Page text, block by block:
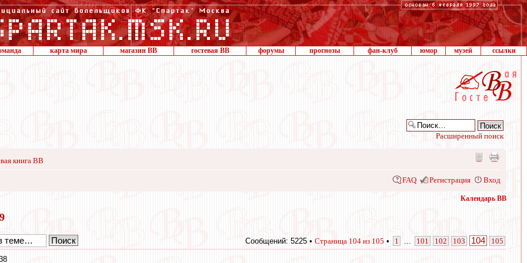
карта мира магазин ВВ гостевая ВВ форумы прогнозы фан-клуб юмор музей ссылки
Расширенный поиск
книга ВВ
FAQ Регистрация Вход
Календарь ВВ
Сообщений: 5225 • Страница 104 из 105 • 1 101 102 103 104 105